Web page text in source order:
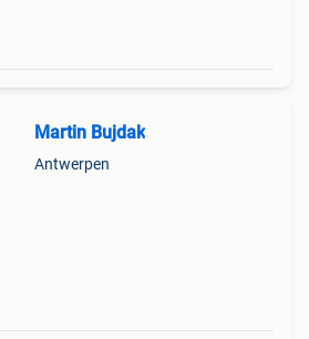
Martin Bujdak
Antwerpen